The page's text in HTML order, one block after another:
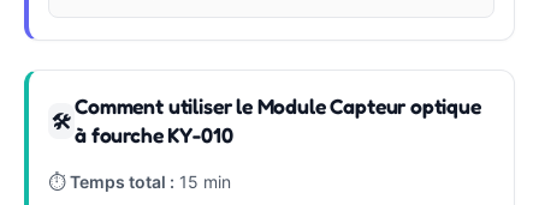
🛠
Comment utiliser le Module Capteur optique
à fourche KY-010
⏱Temps total : 15 min